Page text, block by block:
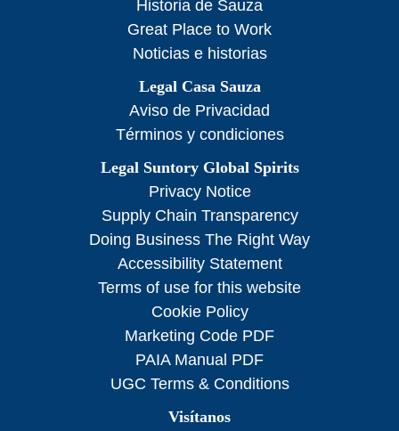
Historia de Sauza
Great Place to Work
Noticias e historias
Legal Casa Sauza
Aviso de Privacidad
Términos y condiciones
Legal Suntory Global Spirits
Privacy Notice
Supply Chain Transparency
Doing Business The Right Way
Accessibility Statement
Terms of use for this website
Cookie Policy
Marketing Code PDF
PAIA Manual PDF
UGC Terms & Conditions
Visítanos